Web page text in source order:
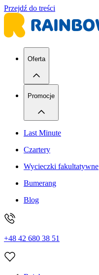
Przejdź do treści
Oferta
Promocje
Last Minute
Czartery
Wycieczki fakultatywne
Bumerang
Blog
+48 42 680 38 51